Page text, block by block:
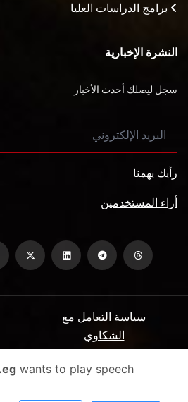
برامج الدراسات العليا
النشرة الإخبارية
سجل ليصلك أحدث الأخبار
رأيك يهمنا
أراء المستخدمين
سياسة التعامل مع
الشكاوي
ميثاق المتعاملين
wants to play speech